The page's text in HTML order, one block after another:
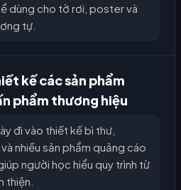
dùng cho tờ rơi, poster và
tự.
kế các sản phẩm
phẩm thương hiệu
đi vào thiết kế bì thư,
nhiều sản phẩm quảng cáo
người học hiểu quy trình từ
thiện.